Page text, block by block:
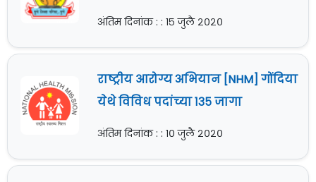
अंतिम दिनांक : : १५ जुलै २०२०
राष्ट्रीय आरोग्य अभियान [NHM] गोंदिया
येथे विविध पदांच्या १३५ जागा
अंतिम दिनांक : : १० जुलै २०२०